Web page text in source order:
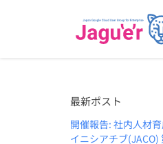
最新ポスト
開催報告: 社内人材
イニシアチブ(JACO)